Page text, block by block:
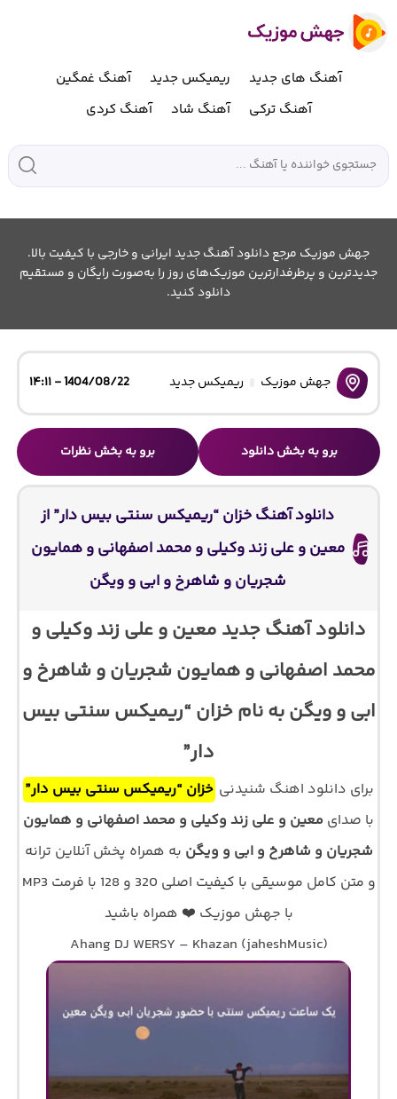
آهنگ های جدید ریمیکس جدید
آهنگ غمگین
آهنگ ترکی
آهنگ شاد آهنگ کردی
جهش موزیک مرجع دانلود آهنگ جدید ایرانی و خارجی با کیفیت بالا.
جدیدترین و پرطرفدارترین موزیک‌های روز را به‌صورت رایگان و مستقیم
دانلود کنید.
جهش موزیک ریمیکس جدید 1404/08/22 - ۱۴:۱۱
برو به بخش دانلود برو به بخش نظرات
دانلود آهنگ خزان “ریمیکس سنتی بیس دار” از
معین و علی زند وکیلی و محمد اصفهانی و همایون
شجریان و شاهرخ و ابی و ویگن
دانلود آهنگ جدید معین و علی زند وکیلی و
محمد اصفهانی و همایون شجریان و شاهرخ و
ابی و ویگن به نام خزان “ریمیکس سنتی بیس
دار”
برای دانلود اهنگ شنیدنی خزان “ریمیکس سنتی بیس دار”
با صدای معین و علی زند وکیلی و محمد اصفهانی و همایون
شجریان و شاهرخ و ابی و ویگن به همراه پخش آنلاین ترانه
و متن کامل موسیقی با کیفیت اصلی 320 و 128 با فرمت MP3
با جهش موزیک ❤️ همراه باشید
Ahang DJ WERSY – Khazan (jaheshMusic)